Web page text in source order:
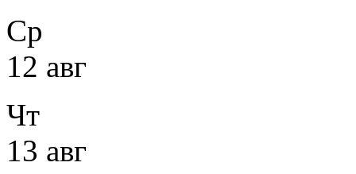
Ср
12 авг
Чт
13 авг